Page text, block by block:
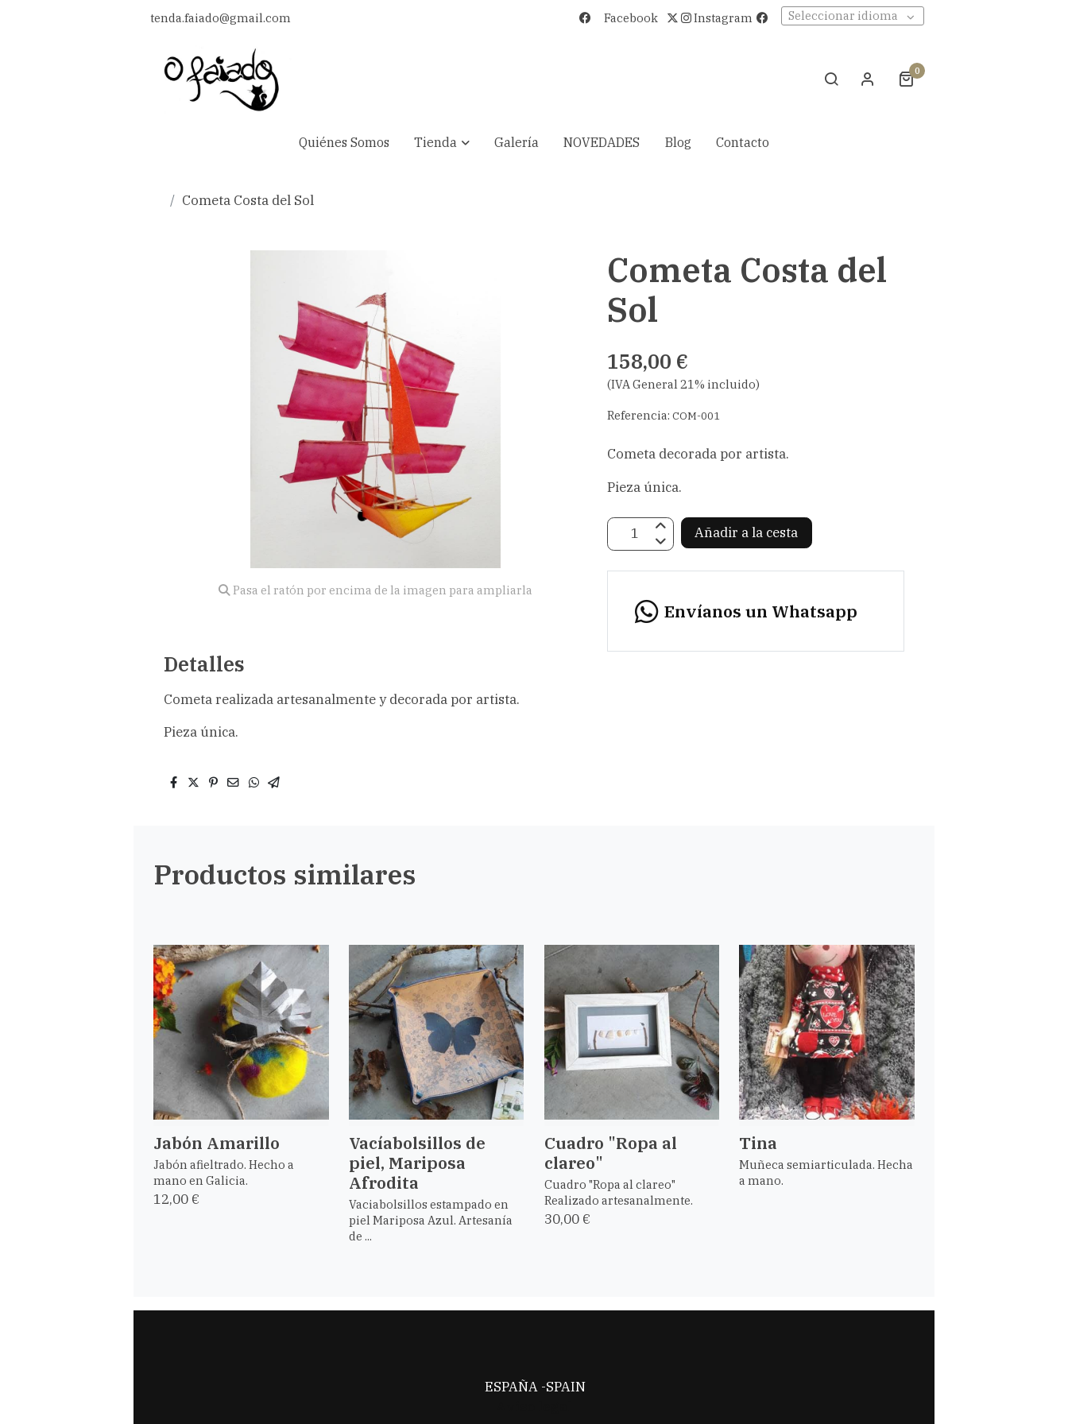
tenda.faiado@gmail.com Facebook Instagram Seleccionar idioma
0
Quiénes Somos Tienda Galería NOVEDADES Blog Contacto
Cometa Costa del Sol
Pasa el ratón por encima de la imagen para ampliarla
Detalles
Cometa realizada artesanalmente y decorada por artista.
Pieza única.
Cometa Costa del
Sol
158,00 €
(IVA General 21% incluido)
Referencia:COM-001
Cometa decorada por artista.
Pieza única.
Añadir a la cesta
Envíanos un Whatsapp
Productos similares
Jabón Amarillo
Jabón afieltrado. Hecho a
mano en Galicia.
12,00 €
Vacíabolsillos de
piel, Mariposa
Afrodita
Vaciabolsillos estampado en
piel Mariposa Azul. Artesanía
de ...
Cuadro "Ropa al
clareo"
Cuadro "Ropa al clareo"
Realizado artesanalmente.
30,00 €
Tina
Muñeca semiarticulada. Hecha
a mano.
ESPAÑA -SPAIN